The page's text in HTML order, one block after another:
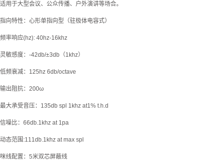
适用于大型会议、公众传播、户外演讲等场合。
指向特性：心形单指向型（驻极体电容式）
频率响应(hz): 40hz-16khz
灵敏感度：-42db/±3db（1khz）
低频衰减：125hz 6db/octave
输出阻抗：200ω
最大承受音压：135db spl 1khz at1% t.h.d
信噪比：66db.1khz at 1pa
动态范围:111db.1khz at max spl
咪线配置：5米双芯屏蔽线